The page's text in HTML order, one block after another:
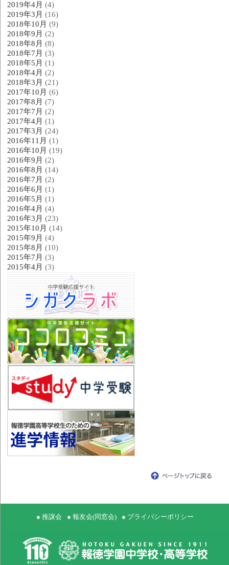
2019年4月 (4)
2019年3月 (16)
2018年10月 (9)
2018年9月 (2)
2018年8月 (8)
2018年7月 (3)
2018年5月 (1)
2018年4月 (2)
2018年3月 (21)
2017年10月 (6)
2017年8月 (7)
2017年7月 (2)
2017年4月 (1)
2017年3月 (24)
2016年11月 (1)
2016年10月 (19)
2016年9月 (2)
2016年8月 (14)
2016年7月 (2)
2016年6月 (1)
2016年5月 (1)
2016年4月 (4)
2016年3月 (23)
2015年10月 (14)
2015年9月 (4)
2015年8月 (10)
2015年7月 (3)
2015年4月 (3)
● 推譲会 ● 報友会(同窓会) ● プライバシーポリシー